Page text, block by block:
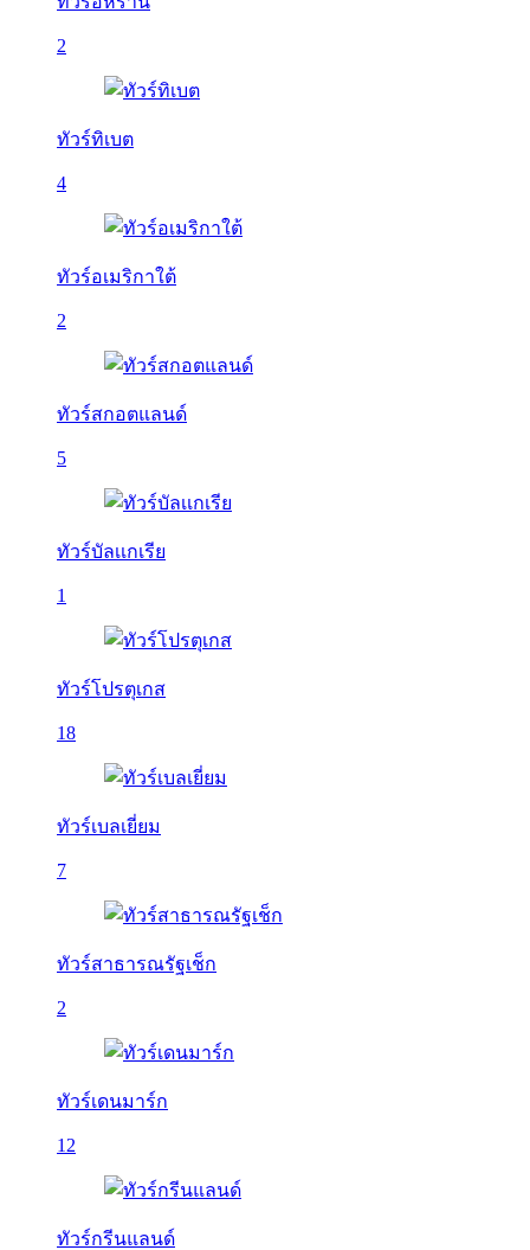
2
ทัวร์ทิเบต
4
ทัวร์อเมริกาใต้
2
ทัวร์สกอตแลนด์
5
ทัวร์บัลเเกเรีย
1
ทัวร์โปรตุเกส
18
ทัวร์เบลเยี่ยม
7
ทัวร์สาธารณรัฐเช็ก
2
ทัวร์เดนมาร์ก
12
ทัวร์กรีนแลนด์